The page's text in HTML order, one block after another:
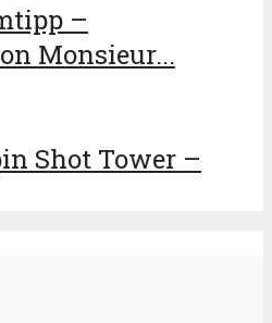
–
Monsieur...
Shot Tower –